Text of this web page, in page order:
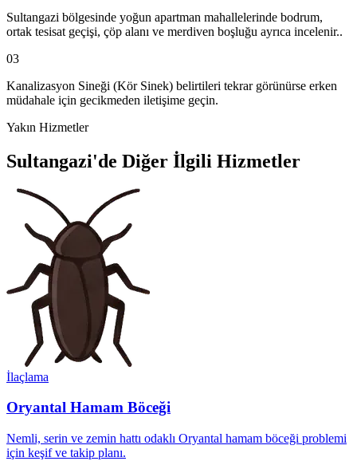
Sultangazi bölgesinde yoğun apartman mahallelerinde bodrum,
ortak tesisat geçişi, çöp alanı ve merdiven boşluğu ayrıca incelenir..
03
Kanalizasyon Sineği (Kör Sinek) belirtileri tekrar görünürse erken
müdahale için gecikmeden iletişime geçin.
Yakın Hizmetler
Sultangazi'de Diğer İlgili Hizmetler
İlaçlama
Oryantal Hamam Böceği
Nemli, serin ve zemin hattı odaklı Oryantal hamam böceği problemi
için keşif ve takip planı.